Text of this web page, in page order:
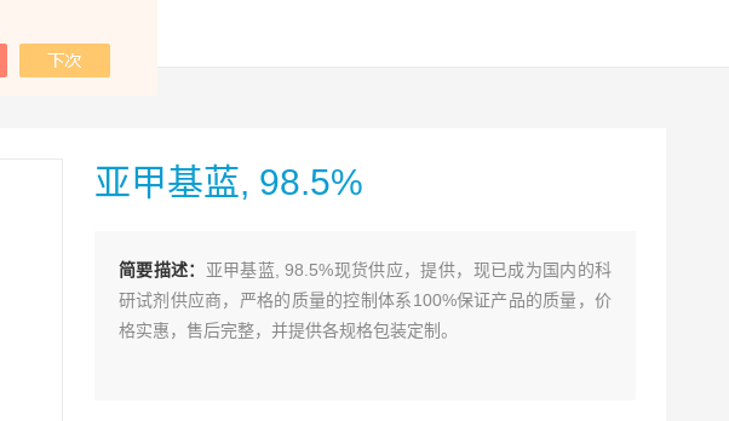
亚甲基蓝, 98.5%
简要描述： 亚甲基蓝, 98.5%现货供应，提供，现已成为国内的科
研试剂供应商，严格的质量的控制体系100%保证产品的质量，价
格实惠，售后完整，并提供各规格包装定制。